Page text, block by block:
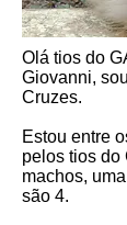
Olá tios do
Giovanni,
Cruzes.
Estou entre
pelos tios do
machos,
são 4.